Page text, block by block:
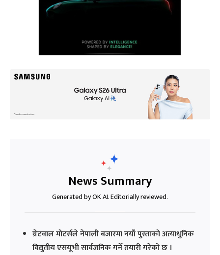
News Summary
Generated by OK AI. Editorially reviewed.
ग्रेटवाल मोटर्सले नेपाली बजारमा नयाँ पुस्ताको अत्याधुनिक
विद्युतीय एसयूभी सार्वजनिक गर्ने तयारी गरेको छ ।